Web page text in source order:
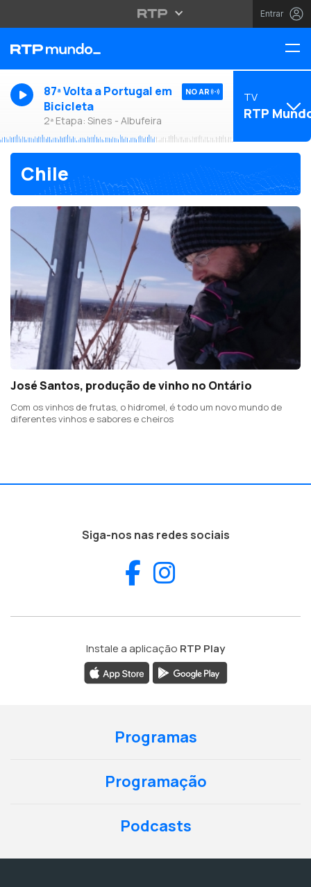
Entrar
87ª Volta a Portugal em
Bicicleta
2ª Etapa: Sines - Albufeira
NO AR TV
RTP
Chile
José Santos, produção de vinho no Ontário
Com os vinhos de frutas, o hidromel, é todo um novo mundo de
diferentes vinhos e sabores e cheiros
Siga-nos nas redes sociais
Facebook
Instale a aplicação RTP Play
Programas
Programação
Podcasts